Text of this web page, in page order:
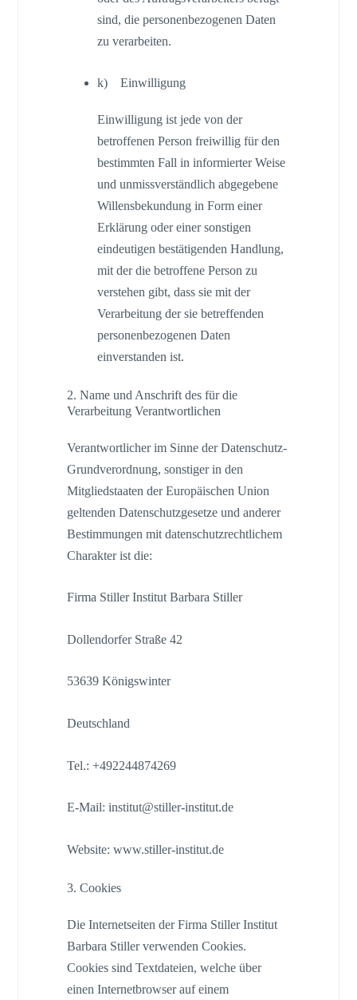
sind, die personenbezogenen Daten
zu verarbeiten.
k) Einwilligung
Einwilligung ist jede von der
betroffenen Person freiwillig für den
bestimmten Fall in informierter Weise
und unmissverständlich abgegebene
Willensbekundung in Form einer
Erklärung oder einer sonstigen
eindeutigen bestätigenden Handlung,
mit der die betroffene Person zu
verstehen gibt, dass sie mit der
Verarbeitung der sie betreffenden
personenbezogenen Daten
einverstanden ist.
2. Name und Anschrift des für die
Verarbeitung Verantwortlichen
Verantwortlicher im Sinne der Datenschutz-
Grundverordnung, sonstiger in den
Mitgliedstaaten der Europäischen Union
geltenden Datenschutzgesetze und anderer
Bestimmungen mit datenschutzrechtlichem
Charakter ist die:
Firma Stiller Institut Barbara Stiller
Dollendorfer Straße 42
53639 Königswinter
Deutschland
Tel.: +492244874269
E-Mail: institut@stiller-institut.de
Website: www.stiller-institut.de
3. Cookies
Die Internetseiten der Firma Stiller Institut
Barbara Stiller verwenden Cookies.
Cookies sind Textdateien, welche über
einen Internetbrowser auf einem